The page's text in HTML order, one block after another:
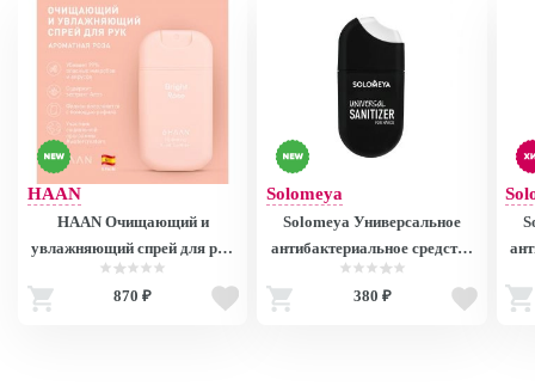
HAAN
HAAN Очищающий и
увлажняющий спрей для рук
"Ароматная Роза" / Hand
Sanitizer Bright Rose, 30 мл
870 ₽
Solomeya
Solomeya Универсальное
антибактериальное средство
для рук «Скандинавский
лес», спрей /Universal
380 ₽